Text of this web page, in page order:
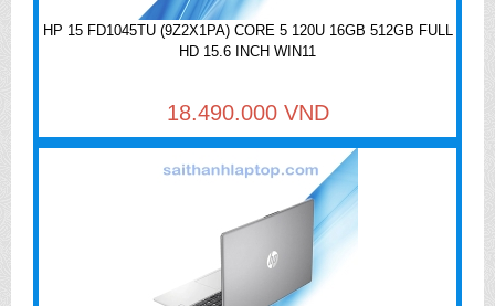
HP 15 FD1045TU (9Z2X1PA) CORE 5 120U 16GB 512GB FULL
HD 15.6 INCH WIN11
18.490.000 VND